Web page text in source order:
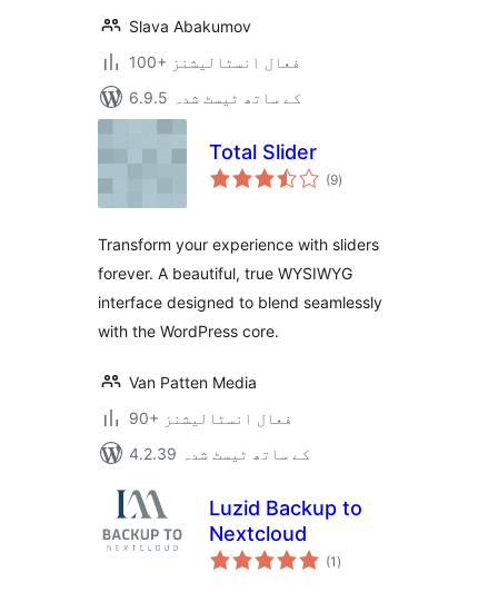
Slava Abakumov
100+ فعال انسٹالیشنز
6.9.5 کے ساتھ ٹیسٹ شدہ
Total Slider
(9مجموعی
درجہ
)
Transform your experience with sliders
forever. A beautiful, true WYSIWYG
interface designed to blend seamlessly
with the WordPress core.
Van Patten Media
90+ فعال انسٹالیشنز
4.2.39 کے ساتھ ٹیسٹ شدہ
Luzid Backup to
Nextcloud
(1 مجموعی
درجہ
)